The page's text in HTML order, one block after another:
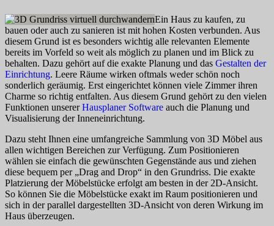
Ein Haus zu kaufen, zu
bauen oder auch zu sanieren ist mit hohen Kosten verbunden. Aus
diesem Grund ist es besonders wichtig alle relevanten Elemente
bereits im Vorfeld so weit als möglich zu planen und im Blick zu
behalten. Dazu gehört auf die exakte Planung und das Gestalten der
Einrichtung. Leere Räume wirken oftmals weder schön noch
sonderlich geräumig. Erst eingerichtet können viele Zimmer ihren
Charme so richtig entfalten. Aus diesem Grund gehört zu den vielen
Funktionen unsererHausplaner Software auch die Planung und
Visualisierung der Inneneinrichtung.
Dazu steht Ihnen eine umfangreiche Sammlung von 3D Möbel aus
allen wichtigen Bereichen zur Verfügung. Zum Positionieren
wählen sie einfach die gewünschten Gegenstände aus und ziehen
diese bequem per „Drag and Drop“ in den Grundriss. Die exakte
Platzierung der Möbelstücke erfolgt am besten in der 2D-Ansicht.
So können Sie die Möbelstücke exakt im Raum positionieren und
sich in der parallel dargestellten 3D-Ansicht von deren Wirkung im
Haus überzeugen.